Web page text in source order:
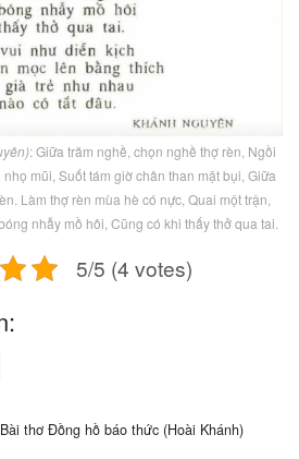
: Giữa trăm nghề, chọn nghề thợ rèn, Ngồi
mũi, Suốt tám giờ chân than mặt bụi, Giữa
Làm thợ rèn mùa hè có nực, Quai một trận,
nhẫy mồ hôi, Cũng có khi thấy thở qua tai.
5/5 (4 votes)
Bài thơ Đồng hồ báo thức (Hoài Khánh)